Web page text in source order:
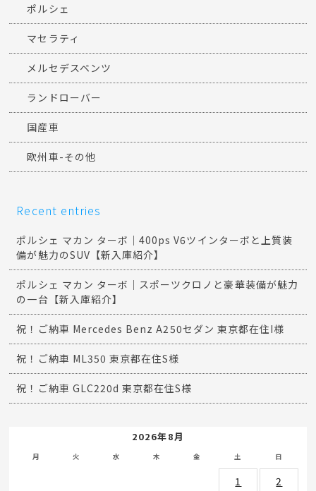
ポルシェ
マセラティ
メルセデスベンツ
ランドローバー
国産車
欧州車-その他
Recent entries
ポルシェ マカン ターボ｜400ps V6ツインターボと上質装
備が魅力のSUV【新入庫紹介】
ポルシェ マカン ターボ｜スポーツクロノと豪華装備が魅力
の一台【新入庫紹介】
祝！ご納車 Mercedes Benz A250セダン 東京都在住I様
祝！ご納車 ML350 東京都在住S様
祝！ご納車 GLC220d 東京都在住S様
2026年8月
月 火 水 木 金 土 日
1 2